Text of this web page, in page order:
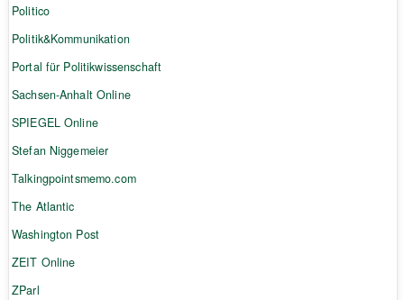
Politico
Politik&Kommunikation
Portal für Politikwissenschaft
Sachsen-Anhalt Online
SPIEGEL Online
Stefan Niggemeier
Talkingpointsmemo.com
The Atlantic
Washington Post
ZEIT Online
ZParl